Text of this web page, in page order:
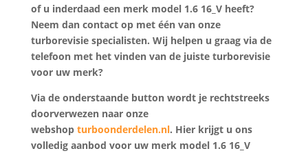
of u inderdaad een merk model 1.6 16_V heeft?
Neem dan contact op met één van onze
turborevisie specialisten. Wij helpen u graag via de
telefoon met het vinden van de juiste turborevisie
voor uw merk?
Via de onderstaande button wordt je rechtstreeks
doorverwezen naar onze
webshop turboonderdelen.nl. Hier krijgt u ons
volledig aanbod voor uw merk model 1.6 16_V